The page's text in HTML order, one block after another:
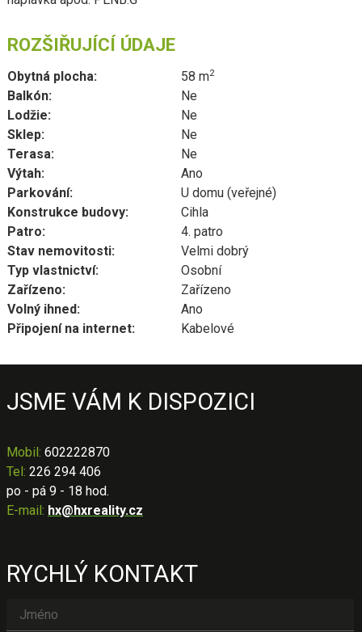
ROZŠIŘUJÍCÍ ÚDAJE
Obytná plocha: 58 m2
Balkón:
Ne
Lodžie:
Ne
Sklep:
Ne
Terasa:
Ne
Výtah:
Ano
Parkování:
U domu (veřejné)
Konstrukce budovy:
Cihla
Patro:
4. patro
Stav nemovitosti:
Velmi dobrý
Typ vlastnictví:
Osobní
Zařízeno:
Zařízeno
Volný ihned:
Ano
Připojení na internet:
Kabelové
JSME VÁM K DISPOZICI
Mobil: 602222870
Tel: 226 294 406
po - pá 9 - 18 hod.
E-mail: hx@hxreality.cz
RYCHLÝ KONTAKT